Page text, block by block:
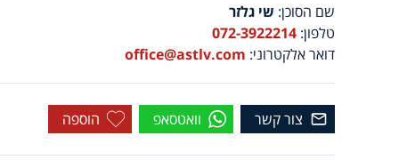
שם הסוכן: שי גלזר
טלפון: 072-3922214
דואר אלקטרוני: office@astlv.com
צור קשר וואטסאפ הוספה